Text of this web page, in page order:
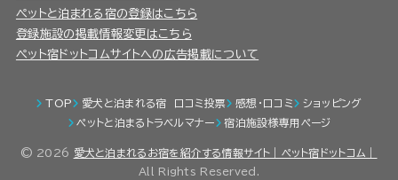
ペットと泊まれる宿の登録はこちら
登録施設の掲載情報変更はこちら
ペット宿ドットコムサイトへの広告掲載について
TOP 愛犬と泊まれる宿 口コミ投票 感想・口コミ
ショッピング
ペットと泊まるトラベルマナー
宿泊施設様専用ページ
© 2026
愛犬と泊まれるお宿を紹介する情報サイト｜ペット宿ドットコム｜
All Rights Reserved.